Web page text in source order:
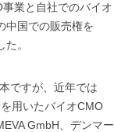
業と自社でのバイオ
中国での販売権を
。
ですが、近年では
用いたバイオCMO
GmbH、デンマー